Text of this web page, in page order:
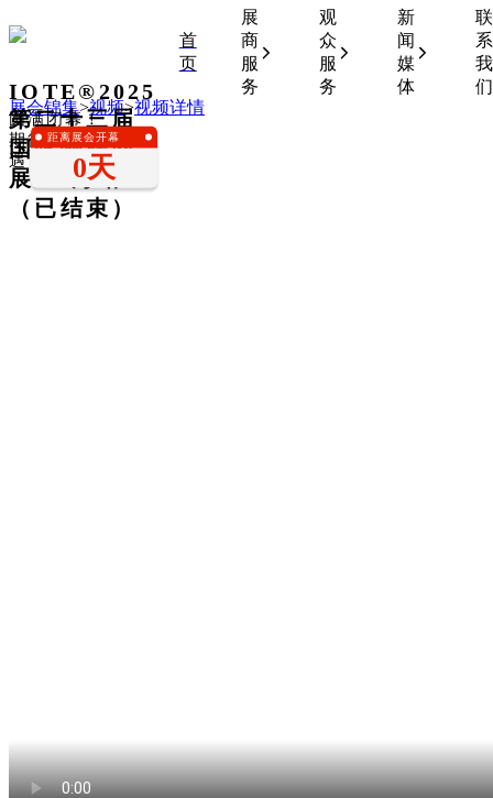
IOTE®2025
第二十三届
国际物联网
展•上海站
（已结束）
圆满闭幕！
期待下一次相
遇！
距离展会开幕
0天
首
页
展
商
服
务
观
众
服
务
新
闻
媒
体
联
系
我
们
展会锦集>视频>视频详情